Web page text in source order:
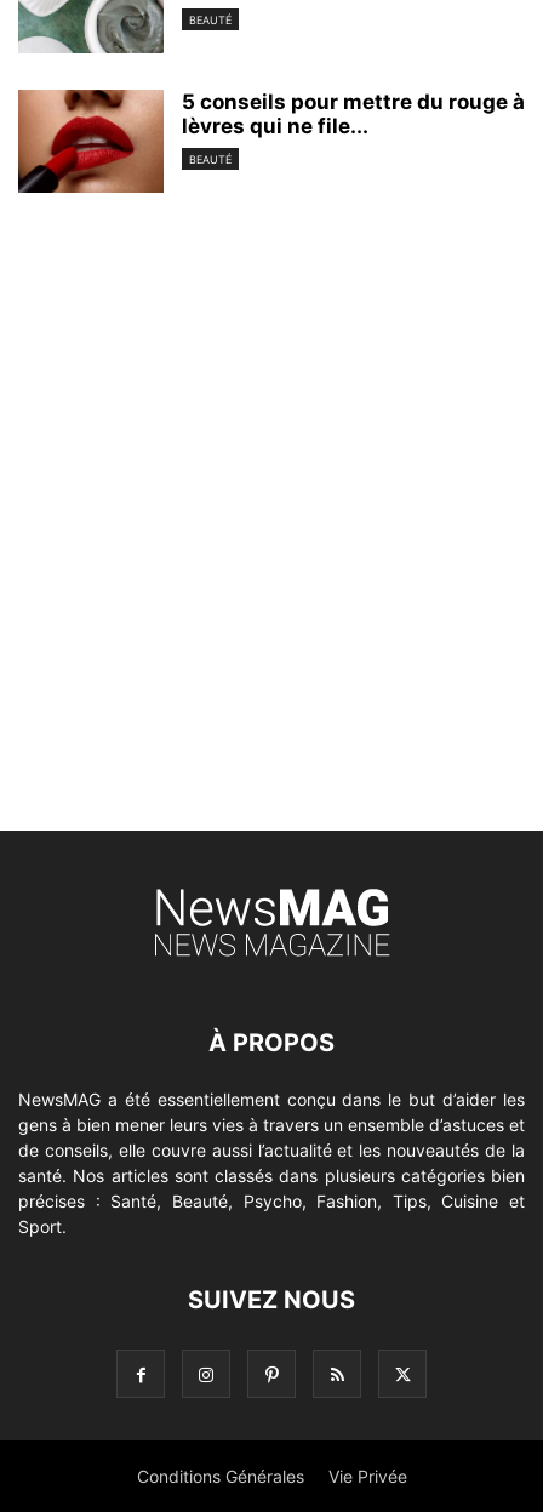
BEAUTÉ
5 conseils pour mettre du rouge à
lèvres qui ne file...
BEAUTÉ
À PROPOS
NewsMAG a été essentiellement conçu dans le but d’aider les
gens à bien mener leurs vies à travers un ensemble d’astuces et
de conseils, elle couvre aussi l’actualité et les nouveautés de la
santé. Nos articles sont classés dans plusieurs catégories bien
précises : Santé, Beauté, Psycho, Fashion, Tips, Cuisine et
Sport.
SUIVEZ NOUS
Conditions Générales Vie Privée